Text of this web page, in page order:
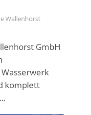
Wallenhorst
GmbH
komplett